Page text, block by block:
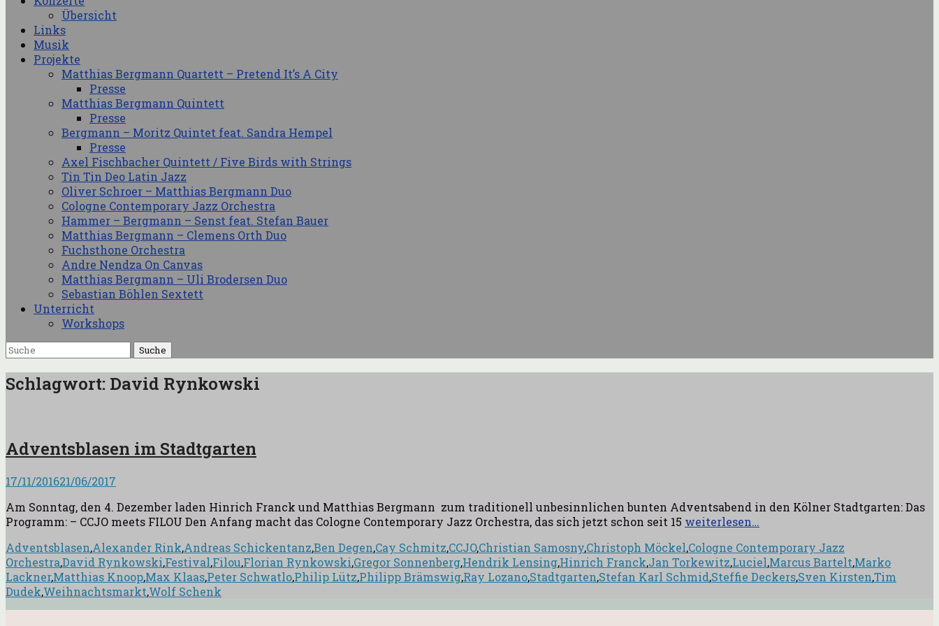
Übersicht
Links
Musik
Projekte
Matthias Bergmann Quartett – Pretend It’s A City
Presse
Matthias Bergmann Quintett
Presse
Bergmann – Moritz Quintet feat. Sandra Hempel
Presse
Axel Fischbacher Quintett / Five Birds with Strings
Tin Tin Deo Latin Jazz
Oliver Schroer – Matthias Bergmann Duo
Cologne Contemporary Jazz Orchestra
Hammer – Bergmann – Senst feat. Stefan Bauer
Matthias Bergmann – Clemens Orth Duo
Fuchsthone Orchestra
Andre Nendza On Canvas
Matthias Bergmann – Uli Brodersen Duo
Sebastian Böhlen Sextett
Unterricht
Workshops
Suche
Suche
nach:
Schlagwort: David Rynkowski
Adventsblasen im Stadtgarten
Veröffentlicht
17/11/201621/06/2017
Am Sonntag, den 4. Dezember laden Hinrich Franck und Matthias Bergmann zum traditionell unbesinnlichen bunten Adventsabend in den Kölner Stadtgarten: Das
Programm: – CCJO meets FILOU Den Anfang macht das Cologne Contemporary Jazz Orchestra, das sich jetzt schon seit 15 weiterlesen…
Schlagworte
Adventsblasen,Alexander Rink,Andreas Schickentanz,Ben Degen,Cay Schmitz,CCJO,Christian Samosny,Christoph Möckel,Cologne Contemporary Jazz
Orchestra,David Rynkowski,Festival,Filou,Florian Rynkowski,Gregor Sonnenberg,Hendrik Lensing,Hinrich Franck,Jan Torkewitz,Luciel,Marcus Bartelt,Marko
Lackner,Matthias Knoop,Max Klaas,Peter Schwatlo,Philip Lütz,Philipp Brämswig,Ray Lozano,Stadtgarten,Stefan Karl Schmid,Steffie Deckers,Sven Kirsten,Tim
Dudek,Weihnachtsmarkt,Wolf Schenk